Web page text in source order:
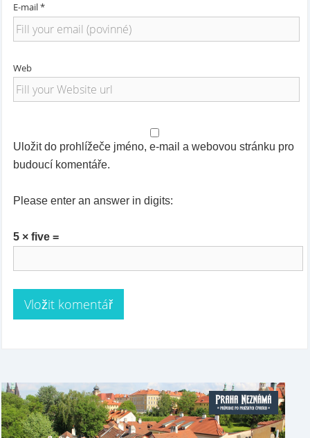
E-mail *
Web
Uložit do prohlížeče jméno, e-mail a webovou stránku pro
budoucí komentáře.
Please enter an answer in digits:
5 × five =